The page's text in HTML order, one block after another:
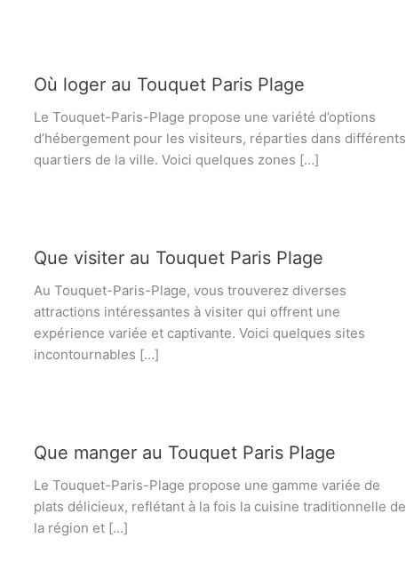
Où loger au Touquet Paris Plage
Le Touquet-Paris-Plage propose une variété d’options
d’hébergement pour les visiteurs, réparties dans différents
quartiers de la ville. Voici quelques zones […]
Que visiter au Touquet Paris Plage
Au Touquet-Paris-Plage, vous trouverez diverses
attractions intéressantes à visiter qui offrent une
expérience variée et captivante. Voici quelques sites
incontournables […]
Que manger au Touquet Paris Plage
Le Touquet-Paris-Plage propose une gamme variée de
plats délicieux, reflétant à la fois la cuisine traditionnelle de
la région et […]